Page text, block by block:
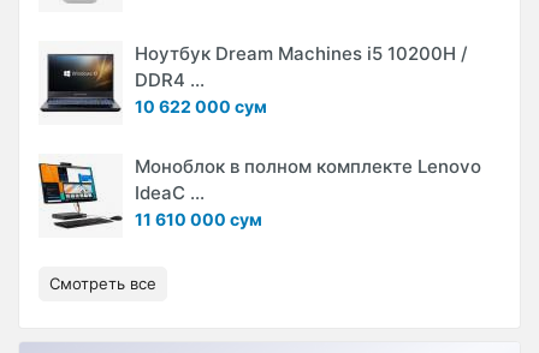
Ноутбук Dream Machines i5 10200H /
DDR4 ...
10 622 000 сум
Моноблок в полном комплекте Lenovo
IdeaC ...
11 610 000 сум
Смотреть все